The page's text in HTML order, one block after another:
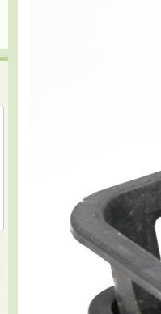
育て方も詳しく載っていて
大変ありがたく
大事に育てていこうと思い
jさん